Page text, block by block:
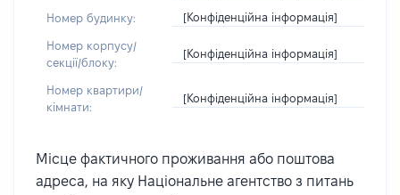
Номер будинку: [Конфіденційна інформація]
Номер корпусу/
секції/блоку:
[Конфіденційна інформація]
Номер квартири/
кімнати:
[Конфіденційна інформація]
Місце фактичного проживання або поштова
адреса, на яку Національне агентство з питань